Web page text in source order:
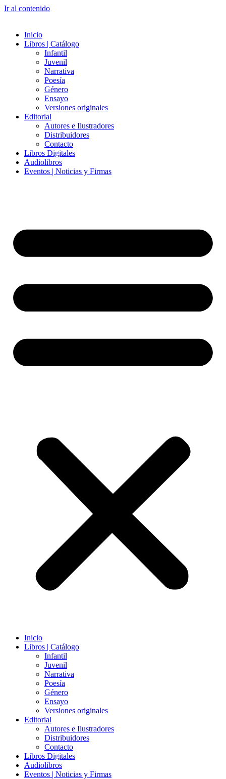
Ir al contenido
Inicio
Libros | Catálogo
Infantil
Juvenil
Narrativa
Poesía
Género
Ensayo
Versiones originales
Editorial
Autores e Ilustradores
Distribuidores
Contacto
Libros Digitales
Audiolibros
Eventos | Noticias y Firmas
Inicio
Libros | Catálogo
Infantil
Juvenil
Narrativa
Poesía
Género
Ensayo
Versiones originales
Editorial
Autores e Ilustradores
Distribuidores
Contacto
Libros Digitales
Audiolibros
Eventos | Noticias y Firmas